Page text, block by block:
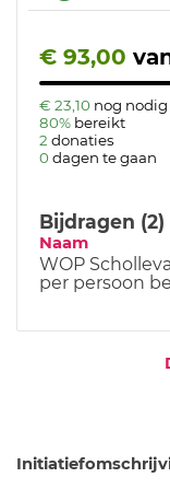
€ 93,00
€ 23,10 nog nodig
80% bereikt
2 donaties
0 dagen te gaan
Bijdragen (2)
Naam
WOP
per persoon